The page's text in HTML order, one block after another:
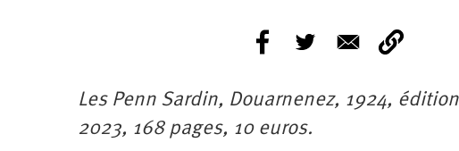
Commerce
Hôpitaux
Féminisme
LGBTI
Éducation
Santé
Afrique
Amérique
Les Penn Sardin, Douarnenez, 1924,
2023, 168 pages, 10 euros.